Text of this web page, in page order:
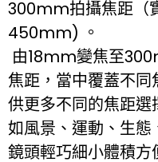
300mm拍攝焦距（
450mm) 。
由18mm變焦至
焦距，當中覆蓋不
供更多不同的焦距選
如風景、運動、生態
鏡頭輕巧細小體積方